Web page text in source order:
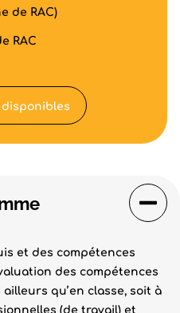
et des compétences
des compétences
qu’en classe, soit à
(de travail) et
de RAC)
RAC